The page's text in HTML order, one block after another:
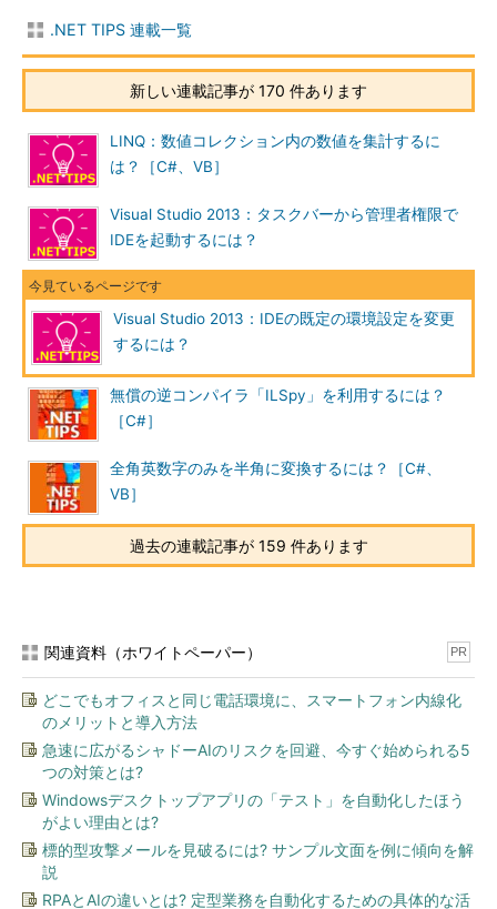
.NET TIPS 連載一覧
新しい連載記事が 170 件あります
LINQ：数値コレクション内の数値を集計するに
は？［C#、VB］
Visual Studio 2013：タスクバーから管理者権限で
IDEを起動するには？
Visual Studio 2013：IDEの既定の環境設定を変更
するには？
無償の逆コンパイラ「ILSpy」を利用するには？
［C#］
全角英数字のみを半角に変換するには？［C#、
VB］
過去の連載記事が 159 件あります
関連資料（ホワイトペーパー） PR
どこでもオフィスと同じ電話環境に、スマートフォン内線化
のメリットと導入方法
急速に広がるシャドーAIのリスクを回避、今すぐ始められる5
つの対策とは?
Windowsデスクトップアプリの「テスト」を自動化したほう
がよい理由とは?
標的型攻撃メールを見破るには? サンプル文面を例に傾向を解
説
RPAとAIの違いとは? 定型業務を自動化するための具体的な活